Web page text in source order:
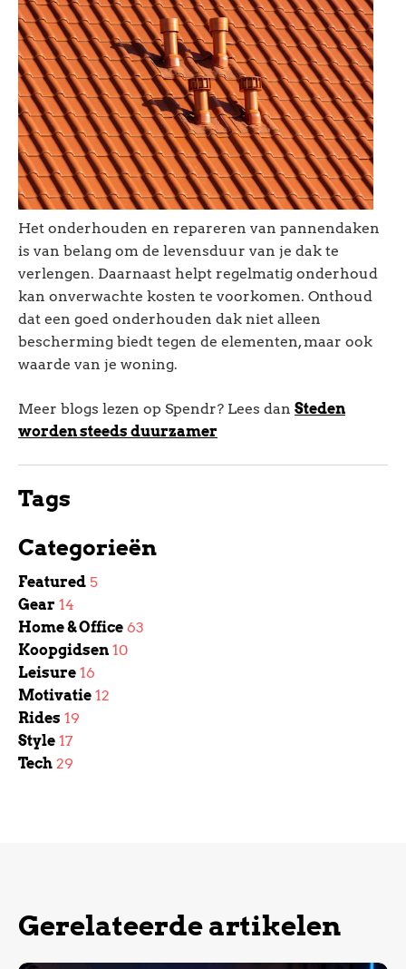
Het onderhouden en repareren van pannendaken
is van belang om de levensduur van je dak te
verlengen. Daarnaast helpt regelmatig onderhoud
kan onverwachte kosten te voorkomen. Onthoud
dat een goed onderhouden dak niet alleen
bescherming biedt tegen de elementen, maar ook
waarde van je woning.
Meer blogs lezen op Spendr? Lees dan Steden
worden steeds duurzamer
Tags
Categorieën
Featured 5
Gear 14
Home & Office 63
Koopgidsen 10
Leisure 16
Motivatie 12
Rides 19
Style 17
Tech 29
Gerelateerde artikelen